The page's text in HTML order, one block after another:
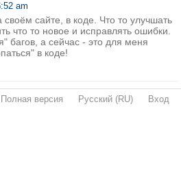
am
сайте, в коде. Что то улучшать
что то новое и исправлять ошибки.
багов, а сейчас - это для меня
в коде!
Полная версия Русский (RU) Вход